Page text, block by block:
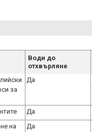
Води до
отхвърляне
за
Да
Да
на
Да